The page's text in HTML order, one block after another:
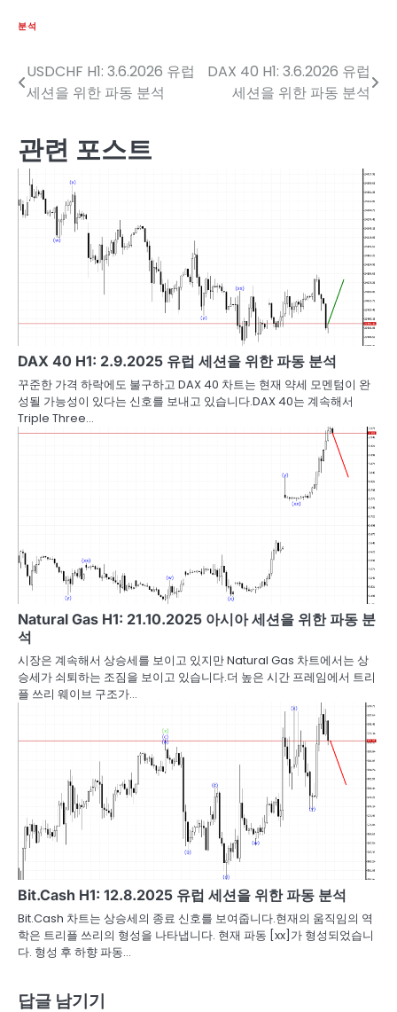
분석
글
탐
색
USDCHF H1: 3.6.2026 유럽
세션을 위한 파동 분석
DAX 40 H1: 3.6.2026 유럽
세션을 위한 파동 분석
관련 포스트
DAX 40 H1: 2.9.2025 유럽 세션을 위한 파동 분석
꾸준한 가격 하락에도 불구하고 DAX 40 차트는 현재 약세 모멘텀이 완
성될 가능성이 있다는 신호를 보내고 있습니다.DAX 40는 계속해서
Triple Three…
Natural Gas H1: 21.10.2025 아시아 세션을 위한 파동 분
석
시장은 계속해서 상승세를 보이고 있지만 Natural Gas 차트에서는 상
승세가 쇠퇴하는 조짐을 보이고 있습니다.더 높은 시간 프레임에서 트리
플 쓰리 웨이브 구조가…
Bit.Cash H1: 12.8.2025 유럽 세션을 위한 파동 분석
Bit.Cash 차트는 상승세의 종료 신호를 보여줍니다.현재의 움직임의 역
학은 트리플 쓰리의 형성을 나타냅니다. 현재 파동 [xx]가 형성되었습니
다. 형성 후 하향 파동…
답글 남기기